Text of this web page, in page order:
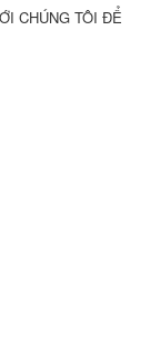
CHÚNG TÔI ĐỂ